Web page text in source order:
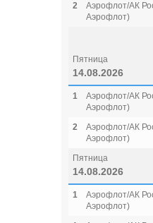
2
Аэрофлот/АК
Аэрофлот)
Пятница
14.08.2026
1
Аэрофлот/АК
Аэрофлот)
2
Аэрофлот/АК
Аэрофлот)
Пятница
14.08.2026
1
Аэрофлот/АК
Аэрофлот)